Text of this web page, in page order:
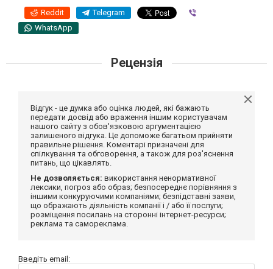
Reddit Telegram
WhatsApp
Рецензія
Відгук - це думка або оцінка людей, які бажають
передати досвід або враження іншим користувачам
нашого сайту з обов'язковою аргументацією
залишеного відгука. Це допоможе багатьом прийняти
правильне рішення. Коментарі призначені для
спілкування та обговорення, а також для роз'яснення
питань, що цікавлять.
Не дозволяється: використання ненормативної
лексики, погроз або образ; безпосереднє порівняння з
іншими конкуруючими компаніями; безпідставні заяви,
що ображають діяльність компанії і / або її послуги;
розміщення посилань на сторонні інтернет-ресурси;
реклама та самореклама.
Введіть email: